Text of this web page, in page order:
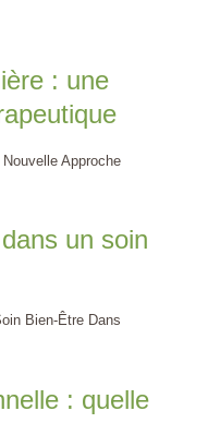
: une
Approche
un soin
Bien-Être Dans
: quelle